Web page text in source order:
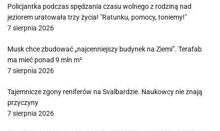
Policjantka podczas spędzania czasu wolnego z rodziną nad
jeziorem uratowała trzy życia! "Ratunku, pomocy, toniemy!"
7 sierpnia 2026
Musk chce zbudować „najcenniejszy budynek na Ziemi”. Terafab
ma mieć ponad 9 mln m²
7 sierpnia 2026
Tajemnicze zgony reniferów na Svalbardzie. Naukowcy nie znają
przyczyny
7 sierpnia 2026